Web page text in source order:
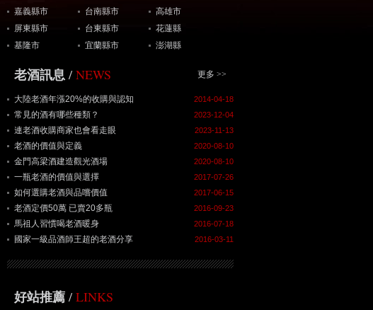
嘉義縣市
台南縣市
高雄市
屏東縣市
台東縣市
花蓮縣
基隆市
宜蘭縣市 澎湖縣
更多 >>
老酒訊息 / NEWS
2014-04-18
大陸老酒年漲20%的收購與認知
2023-12-04
常見的酒有哪些種類？
2023-11-13
連老酒收購商家也會看走眼
2020-08-10
老酒的價值與定義
2020-08-10
金門高梁酒建造觀光酒場
2017-07-26
一瓶老酒的價值與選擇
2017-06-15
如何選購老酒與品嚐價值
2016-09-23
老酒定價50萬 已賣20多瓶
2016-07-18
馬祖人習慣喝老酒暖身
2016-03-11
國家一級品酒師王超的老酒分享
好站推薦 / LINKS